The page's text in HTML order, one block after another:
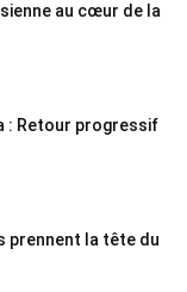
au cœur de la
: Retour progressif
prennent la tête du